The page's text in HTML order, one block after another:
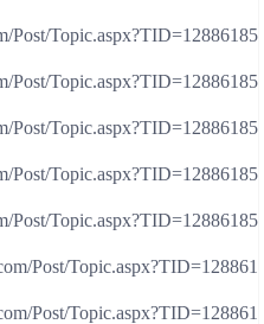
Post/Topic.aspx?TID=12886185
Post/Topic.aspx?TID=12886185
Post/Topic.aspx?TID=12886185
Post/Topic.aspx?TID=12886185
Post/Topic.aspx?TID=12886185
Post/Topic.aspx?TID=128861
Post/Topic.aspx?TID=128861